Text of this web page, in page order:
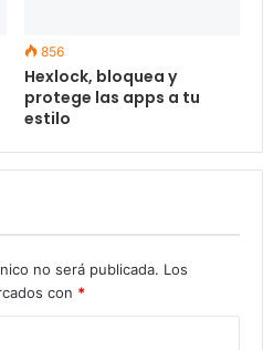
856
Hexlock, bloquea y
protege las apps a tu
estilo
no será publicada. Los
con *